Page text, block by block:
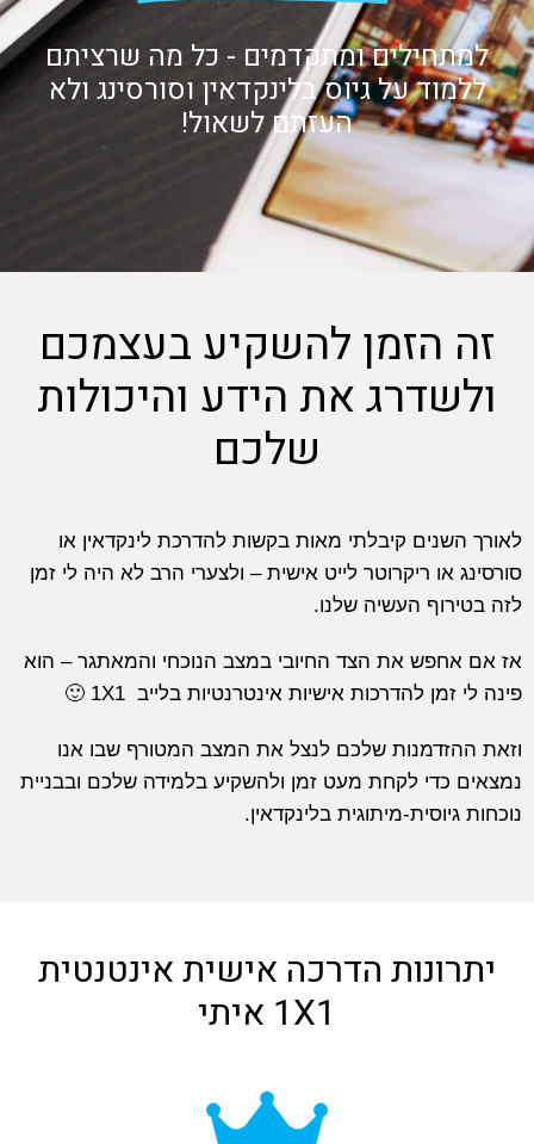
למתחילים ומתקדמים - כל מה שרציתם
ללמוד על גיוס בלינקדאין וסורסינג ולא
העזתם לשאול!
זה הזמן להשקיע בעצמכם
ולשדרג את הידע והיכולות
שלכם
לאורך השנים קיבלתי מאות בקשות להדרכת לינקדאין או
סורסינג או ריקרוטר לייט אישית – ולצערי הרב לא היה לי זמן
לזה בטירוף העשיה שלנו.
אז אם אחפש את הצד החיובי במצב הנוכחי והמאתגר – הוא
פינה לי זמן להדרכות אישיות אינטרנטיות בלייב 1X1 🙂
וזאת ההזדמנות שלכם לנצל את המצב המטורף שבו אנו
נמצאים כדי לקחת מעט זמן ולהשקיע בלמידה שלכם ובבניית
נוכחות גיוסית-מיתוגית בלינקדאין.
יתרונות הדרכה אישית אינטנטית
1X1 איתי